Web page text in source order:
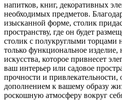
напитков, книг, декоративных
необходимых предметов.
изысканной форме, столик
пространству, где он будет
столик с полукруглыми торцами
только функциональное изделие,
искусства, которое привнесет
ваш интерьер или садовое
прочности и
дополнением к вашему образу
роскошную атмосферу вокруг